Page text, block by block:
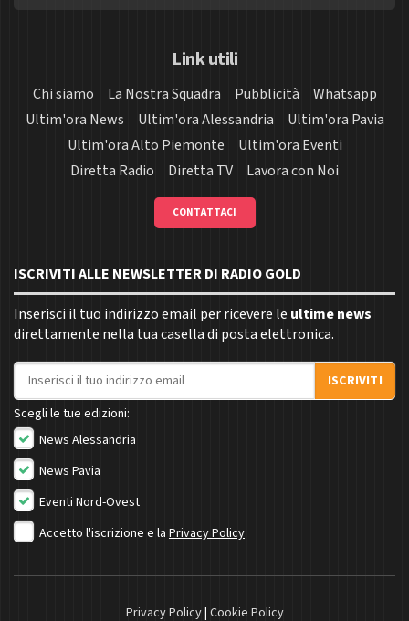
Link utili
Chi siamo La Nostra Squadra Pubblicità
Whatsapp
Ultim'ora News
Ultim'ora Alessandria
Ultim'ora Pavia
Ultim'ora Alto Piemonte
Ultim'ora Eventi
Diretta Radio
Diretta TV Lavora con Noi
CONTATTACI
ISCRIVITI ALLE NEWSLETTER DI RADIO GOLD
Inserisci il tuo indirizzo email per ricevere le ultime news
direttamente nella tua casella di posta elettronica.
Indirizzo email
ISCRIVITI
Scegli le tue edizioni:
News Alessandria
News Pavia
Eventi Nord-Ovest
Accetto l'iscrizione e la Privacy Policy
Privacy Policy| Cookie Policy